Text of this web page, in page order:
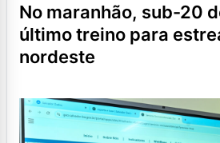
no maranhão, sub-20 do bahia faz
último treino para
nordeste